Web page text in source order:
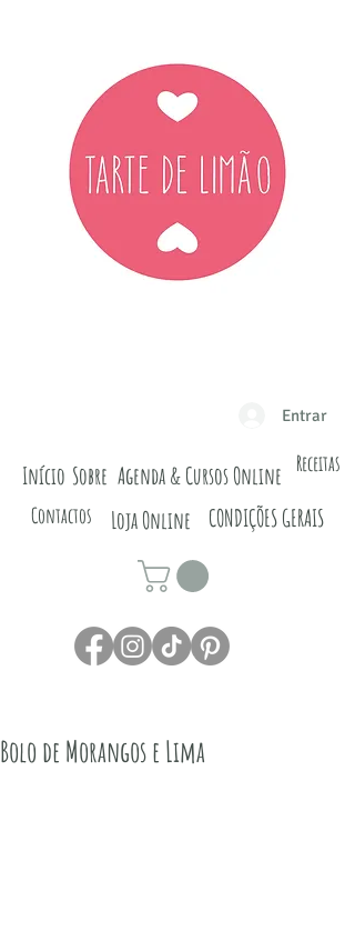
Entrar
Início Sobre Agenda & Cursos Online
Loja Online
CONDIÇÕES GERAIS
Receitas
Contactos
Bolo de Morangos e Lima